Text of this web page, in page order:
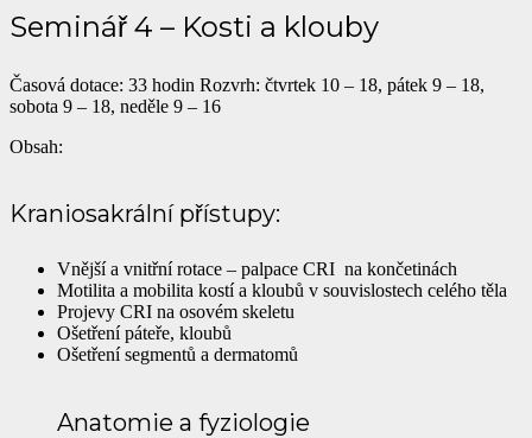
Seminář 4 – Kosti a klouby
Časová dotace: 33 hodin Rozvrh: čtvrtek 10 – 18, pátek 9 – 18,
sobota 9 – 18, neděle 9 – 16
Obsah:
Kraniosakrální přístupy:
Vnější a vnitřní rotace – palpace CRI na končetinách
Motilita a mobilita kostí a kloubů v souvislostech celého těla
Projevy CRI na osovém skeletu
Ošetření páteře, kloubů
Ošetření segmentů a dermatomů
Anatomie a fyziologie